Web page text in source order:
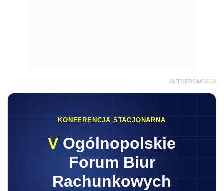
AUTOPROMOCJA
KONFERENCJA STACJONARNA
V Ogólnopolskie
Forum Biur
Rachunkowych